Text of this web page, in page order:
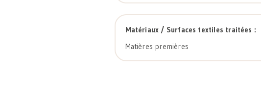
Matériaux / Surfaces textiles traitées :
Matières premières